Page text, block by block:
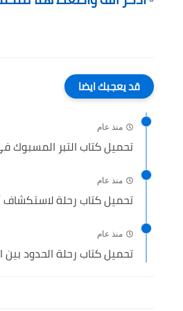
قد يعجبك ايضا
منذ عام
تحميل كتاب التبر المسبوك
منذ عام
تحميل كتاب رحلة لاستكشاف
منذ عام
تحميل كتاب رحلة الحدود بين